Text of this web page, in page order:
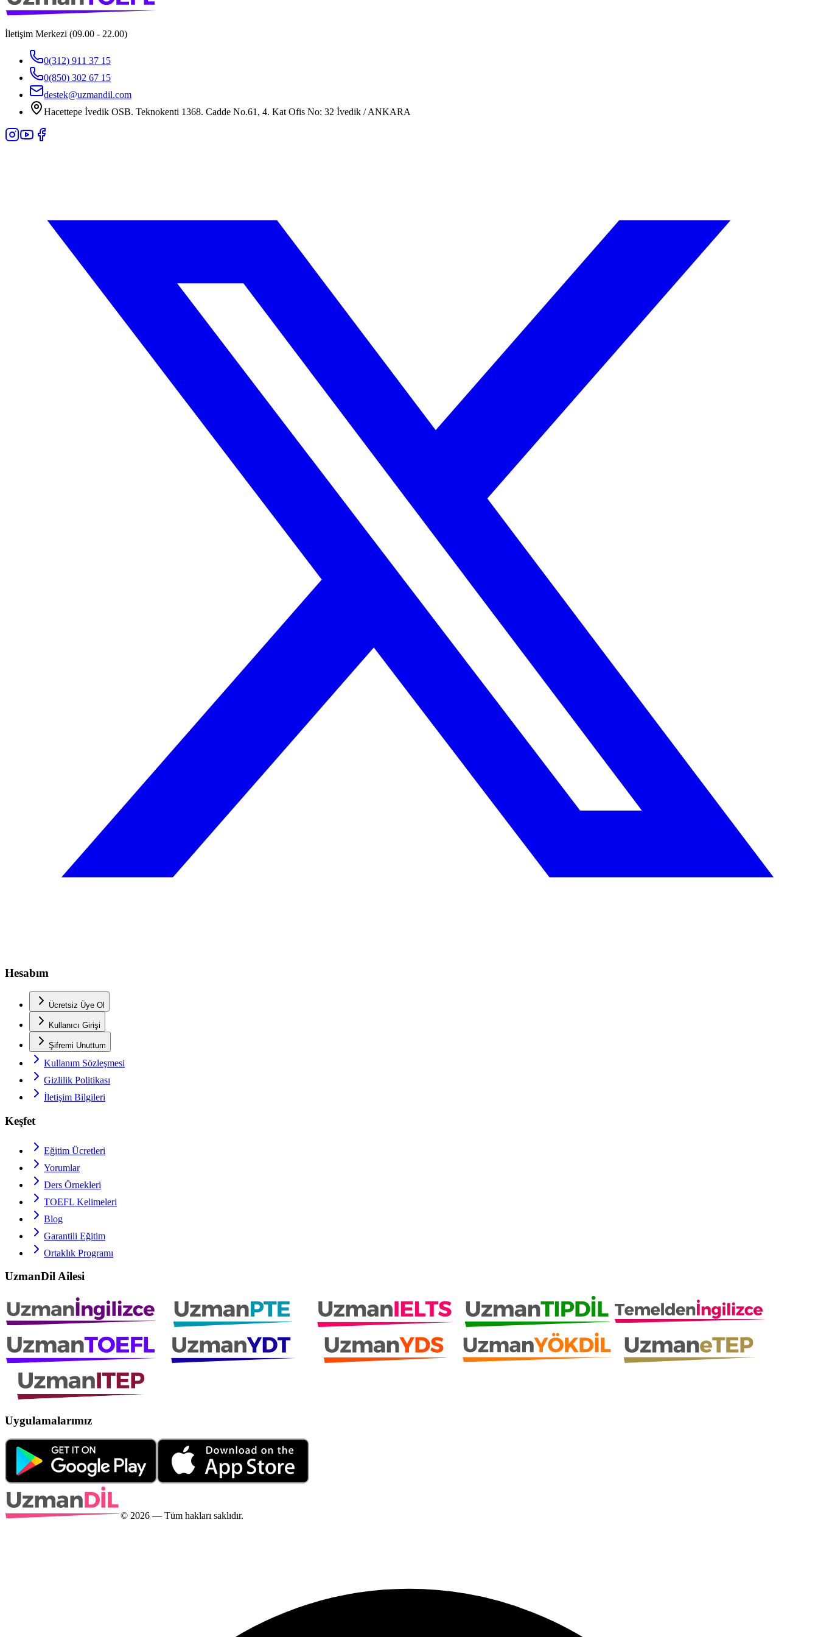
İletişim Merkezi (09.00 - 22.00)
0(312) 911 37 15
0(850) 302 67 15
destek@uzmandil.com
Hacettepe İvedik OSB. Teknokenti 1368. Cadde No.61, 4. Kat Ofis No: 32 İvedik / ANKARA
Hesabım
Ücretsiz Üye Ol
Kullanıcı Girişi
Şifremi Unuttum
Kullanım Sözleşmesi
Gizlilik Politikası
İletişim Bilgileri
Keşfet
Eğitim Ücretleri
Yorumlar
Ders Örnekleri
TOEFL Kelimeleri
Blog
Garantili Eğitim
Ortaklık Programı
UzmanDil Ailesi
Uygulamalarımız
© 2026 — Tüm hakları saklıdır.